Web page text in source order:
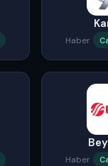
Haber
Haber